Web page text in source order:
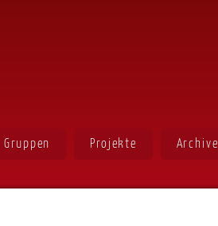
Gruppen Projekte Archive